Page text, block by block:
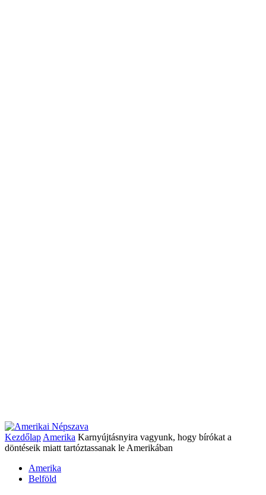
Kezdőlap Amerika Karnyújtásnyira vagyunk, hogy bírókat a
döntéseik miatt tartóztassanak le Amerikában
Amerika
Belföld